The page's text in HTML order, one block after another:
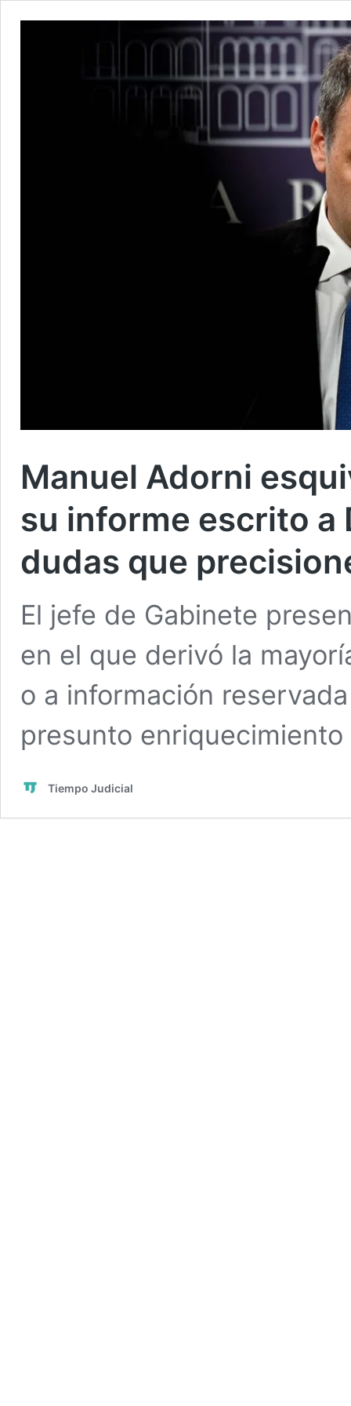
Manuel Adorni
su informe escrito a
dudas que
El jefe de Gabinete
en el que derivó la
o a información
presunto
Tiempo Judicial